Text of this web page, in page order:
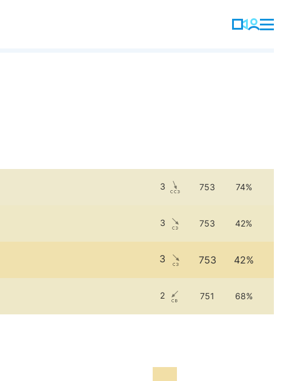
3 753 74%
3 753 42%
3 753 42%
2 751 68%